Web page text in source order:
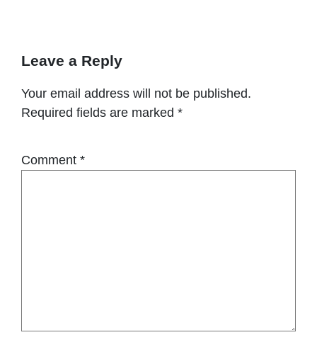
Leave a Reply
Your email address will not be published.
Required fields are marked *
Comment *